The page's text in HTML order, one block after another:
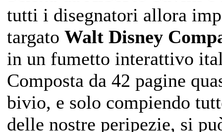
tutti i disegnatori allora
targato Walt Disney
in un fumetto interattivo
Composta da 42 pagine
bivio, e solo compiendo
delle nostre peripezie, si